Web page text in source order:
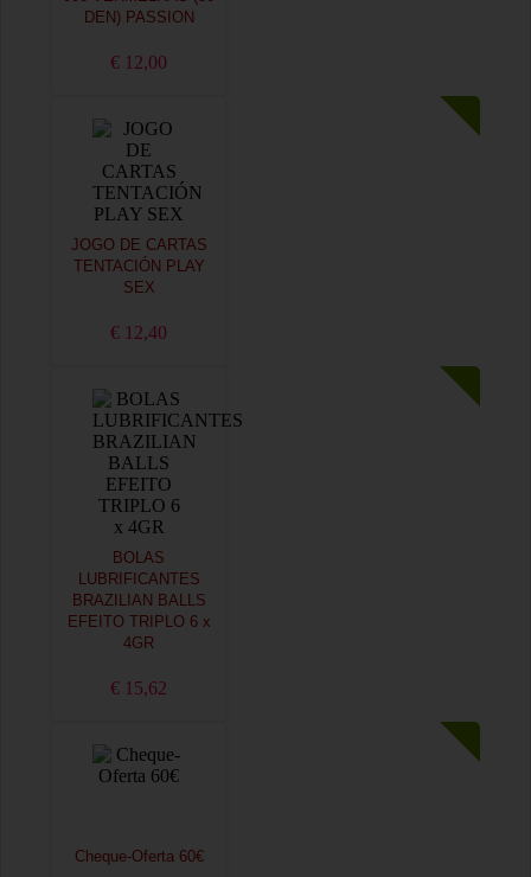
DEN) PASSION
€ 12,00
JOGO DE CARTAS
TENTACIÓN PLAY
SEX
€ 12,40
BOLAS
LUBRIFICANTES
BRAZILIAN BALLS
EFEITO TRIPLO 6 x
4GR
€ 15,62
Cheque-Oferta 60€